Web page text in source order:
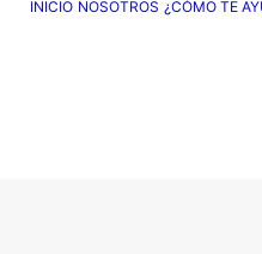
INICIO NOSOTROS ¿CÓMO TE